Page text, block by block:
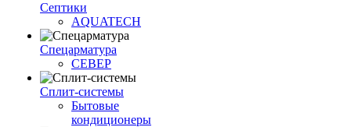
Септики
AQUATECH
Спецарматура
СЕВЕР
Сплит-системы
Бытовые
кондиционеры